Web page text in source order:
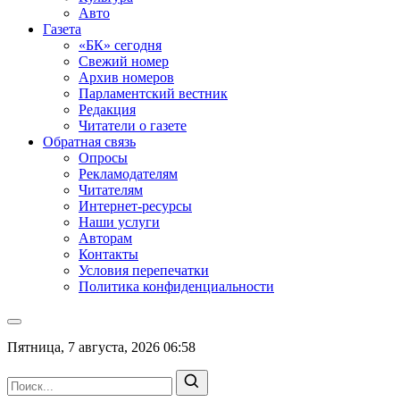
Авто
Газета
«БК» сегодня
Свежий номер
Архив номеров
Парламентский вестник
Редакция
Читатели о газете
Обратная связь
Опросы
Рекламодателям
Читателям
Интернет-ресурсы
Наши услуги
Авторам
Контакты
Условия перепечатки
Политика конфиденциальности
Пятница, 7 августа, 2026 06:58